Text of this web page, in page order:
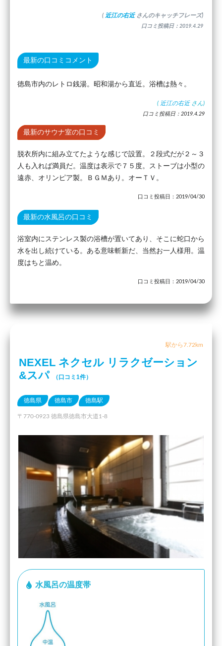
( 近江の右近 さんのキャッチフレーズ)
口コミ投稿日：2019.4.29
最新の口コミコメント
徳島市内のレトロ銭湯。昭和湯から直近。浴槽は熱々。
( 近江の右近 さん)
口コミ投稿日：2019.4.29
最新のサウナ室の口コミ
脱衣所内に組み立てたような感じで設置。２段式だが２～３
人も入れば満員だ。温度は表示で７５度。ストーブは小型の
遠赤、オリンピア製。ＢＧＭあり。オーＴＶ。
口コミ投稿日：2019/04/30
最新の水風呂の口コミ
浴室内にステンレス製の浴槽が置いてあり、そこに蛇口から
水を出し続けている。ある意味斬新だ、当然お一人様用。温
度はちと温め。
口コミ投稿日：2019/04/30
駅から7.72km
NEXEL ネクセル リラクゼーション
&スパ
（口コミ1件）
徳島県 徳島市 徳島駅
〒770-0923 徳島県徳島市大道1-8
水風呂の温度帯